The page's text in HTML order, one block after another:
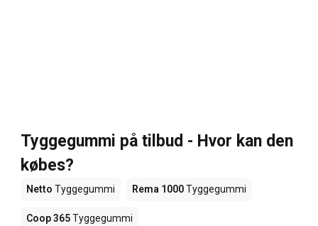
Tyggegummi på tilbud - Hvor kan den
købes?
Netto Tyggegummi Rema 1000Tyggegummi
Coop 365Tyggegummi